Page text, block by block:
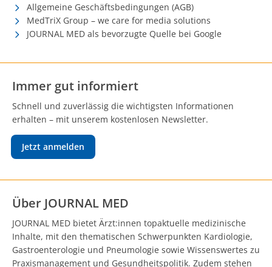
Allgemeine Geschäftsbedingungen (AGB)
MedTriX Group – we care for media solutions
JOURNAL MED als bevorzugte Quelle bei Google
Immer gut informiert
Schnell und zuverlässig die wichtigsten Informationen
erhalten – mit unserem kostenlosen Newsletter.
Jetzt anmelden
Über JOURNAL MED
JOURNAL MED bietet Ärzt:innen topaktuelle medizinische
Inhalte, mit den thematischen Schwerpunkten Kardiologie,
Gastroenterologie und Pneumologie sowie Wissenswertes zu
Praxismanagement und Gesundheitspolitik. Zudem stehen